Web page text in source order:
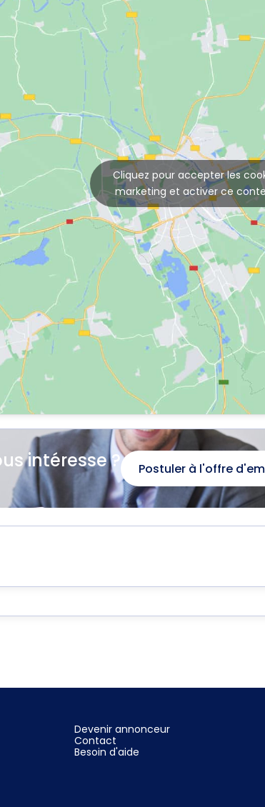
Cliquez pour accepter les
marketing et activer ce
intéresse ? Postuler à l'offre
Devenir annonceur
Contact
Besoin d'aide